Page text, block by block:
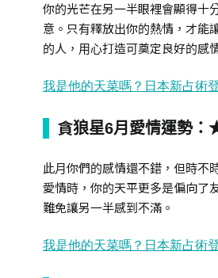
你的光芒在另一半眼裡會顯得十
意。只有釋放出你的熱情，才能
的人，用心打造可奠定良好的感
貪狼星6月愛情運
此月你們的感情還不錯，但時不
愛情時，你的天平更多是偏向了
難免讓另一半感到不滿。